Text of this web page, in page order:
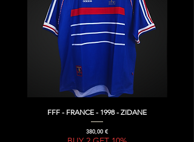
FFF - FRANCE - 1998 - ZIDANE
Prix
380,00 €